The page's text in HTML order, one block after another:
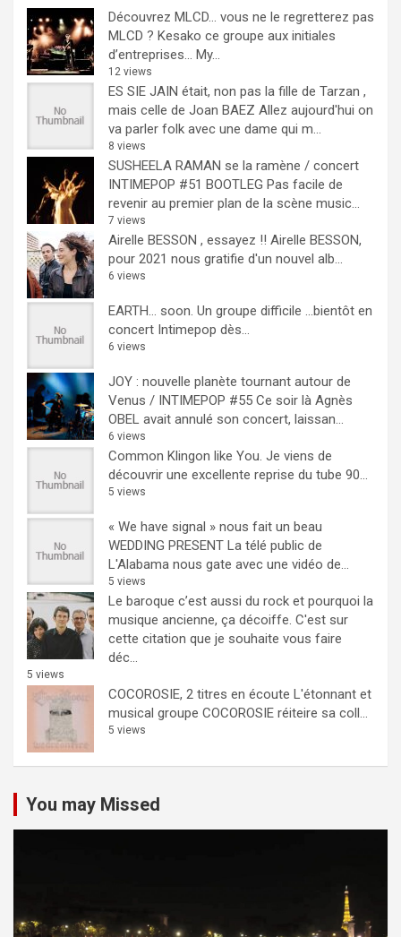
Découvrez MLCD… vous ne le regretterez pas
MLCD ? Kesako ce groupe aux initiales
d’entreprises… My...
12 views
ES SIE JAIN était, non pas la fille de Tarzan ,
mais celle de Joan BAEZ Allez aujourd'hui on
va parler folk avec une dame qui m...
8 views
SUSHEELA RAMAN se la ramène / concert
INTIMEPOP #51 BOOTLEG Pas facile de
revenir au premier plan de la scène music...
7 views
Airelle BESSON , essayez !! Airelle BESSON,
pour 2021 nous gratifie d'un nouvel alb...
6 views
EARTH… soon. Un groupe difficile ...bientôt en
concert Intimepop dès...
6 views
JOY : nouvelle planète tournant autour de
Venus / INTIMEPOP #55 Ce soir là Agnès
OBEL avait annulé son concert, laissan...
6 views
Common Klingon like You. Je viens de
découvrir une excellente reprise du tube 90...
5 views
« We have signal » nous fait un beau
WEDDING PRESENT La télé public de
L'Alabama nous gate avec une vidéo de...
5 views
Le baroque c’est aussi du rock et pourquoi la
musique ancienne, ça décoiffe. C'est sur
cette citation que je souhaite vous faire
déc...
5 views
COCOROSIE, 2 titres en écoute L'étonnant et
musical groupe COCOROSIE réiteire sa coll...
5 views
You may Missed